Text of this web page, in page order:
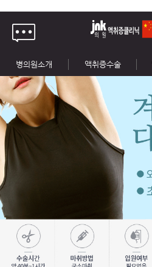
병의원소개 액취증수술